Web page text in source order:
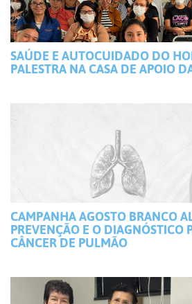
SAÚDE E AUTOCUIDADO DO
PALESTRA NA CASA DE APOIO
CAMPANHA AGOSTO BRANCO
PREVENÇÃO E O DIAGNÓSTICO
CÂNCER DE PULMÃO